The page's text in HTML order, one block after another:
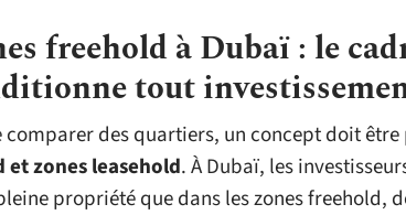
freehold à Dubaï : le
tout
comparer des quartiers, un concept doit
zones leasehold. À Dubaï, les
propriété que dans les zones freehold,